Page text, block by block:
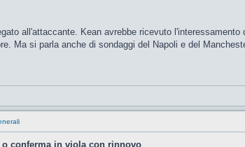
all'attaccante. Kean avrebbe ricevuto
Ma si parla anche di sondaggi del Napoli e del
o conferma in viola con rinnovo